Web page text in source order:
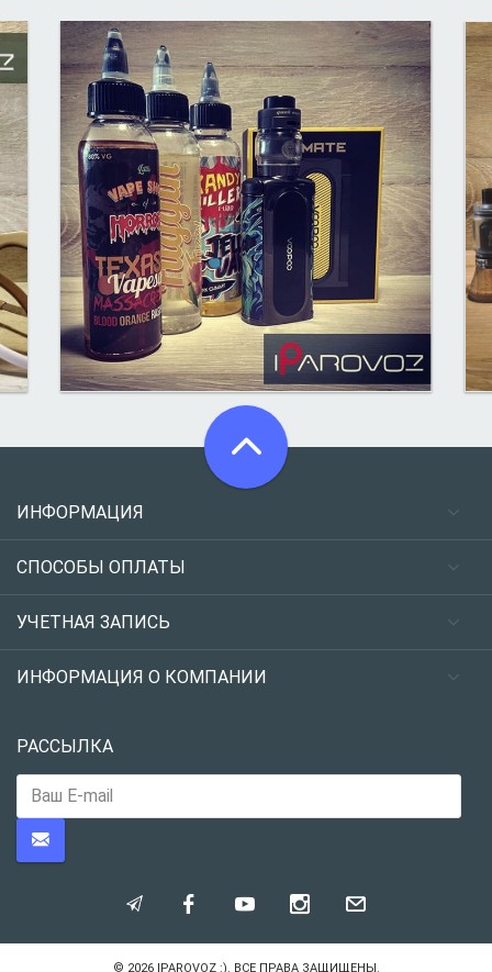
ИНФОРМАЦИЯ
СПОСОБЫ ОПЛАТЫ
УЧЕТНАЯ ЗАПИСЬ
ИНФОРМАЦИЯ О КОМПАНИИ
РАССЫЛКА
© 2026 IPAROVOZ :). ВСЕ ПРАВА ЗАЩИЩЕНЫ.